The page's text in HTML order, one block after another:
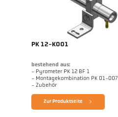
PK 12-K001
bestehend aus:
- Pyrometer PK 12 BF 1
- Montagekombination PK 01-007
- Zubehör
Zur Produktseite